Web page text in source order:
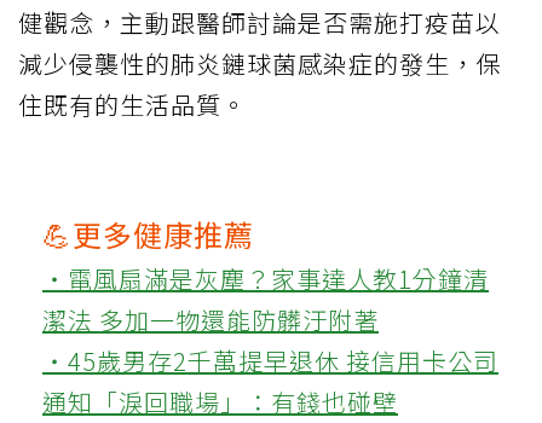
健觀念，主動跟醫師討論是否需施打疫苗以
減少侵襲性的肺炎鏈球菌感染症的發生，保
住既有的生活品質。
💪更多健康推薦
‧電風扇滿是灰塵？家事達人教1分鐘清
潔法 多加一物還能防髒汙附著
‧45歲男存2千萬提早退休 接信用卡公司
通知「淚回職場」：有錢也碰壁